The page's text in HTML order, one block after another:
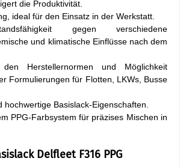
die Produktivität.
ideal für den Einsatz in der Werkstatt.
gegen verschiedene
und klimatische Einflüsse nach dem
Herstellernormen und Möglichkeit
Formulierungen für Flotten, LKWs, Busse
hochwertige Basislack-Eigenschaften.
PPG-Farbsystem für präzises Mischen in
Delfleet F316 PPG